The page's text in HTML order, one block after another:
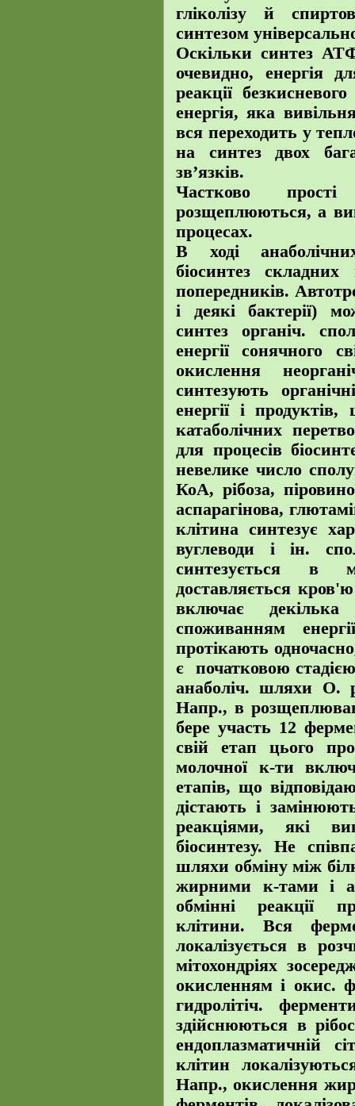
гліколізу й
синтезом
Оскільки синтез
очевидно, енергія
реакції
енергія, яка
вся переходить у
на синтез двох
зв’язків.
Частково
розщеплюються, а
процесах.
В ході
біосинтез
попередників.
і деякі бактерії)
синтез органіч.
енергії сонячного
окислення
синтезують
енергії і
катаболічних
для процесів
невелике число
КоА, рібоза,
аспарагінова,
клітина синтезує
вуглеводи і ін.
синтезується в
доставляється
включає декілька
споживанням
протікають
є початковою
анаболіч. шляхи О.
Напр., в
бере участь 12
свій етап цього
молочної к-ти
етапів, що
дістають і
реакціями, які
біосинтезу. Не
шляхи обміну між
жирними к-тами і
обмінні реакції
клітини. Вся
локалізується в
мітохондріях
окисленням і окис.
гидролітіч.
здійснюються в
ендоплазматичній
клітин
Напр., окислення